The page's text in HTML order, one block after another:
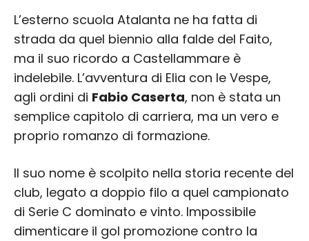
L’esterno scuola Atalanta ne ha fatta di
strada da quel biennio alla falde del Faito,
ma il suo ricordo a Castellammare è
indelebile. L’avventura di Elia con le Vespe,
agli ordini di Fabio Caserta, non è stata un
semplice capitolo di carriera, ma un vero e
proprio romanzo di formazione.
Il suo nome è scolpito nella storia recente del
club, legato a doppio filo a quel campionato
di Serie C dominato e vinto. Impossibile
dimenticare il gol promozione contro la